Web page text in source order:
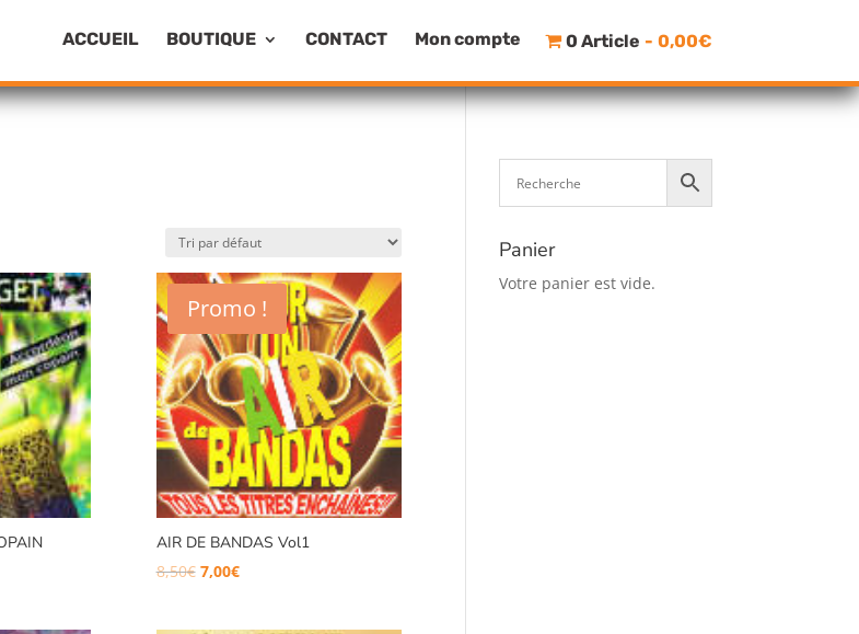
ACCUEIL BOUTIQUE CONTACT Mon compte 0 Article 0,00€
Promo !
AIR DE BANDAS Vol1
8,50€ Le
7,00€Le
Panier
Votre panier est vide.